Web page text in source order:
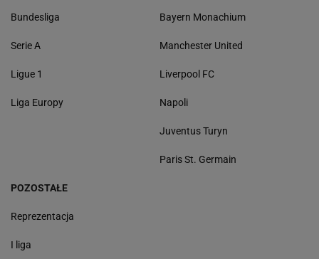
Bundesliga
Serie A
Ligue 1
Liga Europy
Bayern Monachium
Manchester United
Liverpool FC
Napoli
Juventus Turyn
Paris St. Germain
POZOSTAŁE
Reprezentacja
I liga